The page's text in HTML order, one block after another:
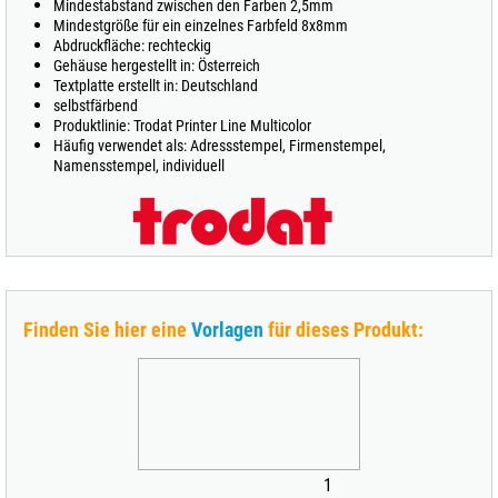
Mindestabstand zwischen den Farben 2,5mm
Mindestgröße für ein einzelnes Farbfeld 8x8mm
Abdruckfläche: rechteckig
Gehäuse hergestellt in: Österreich
Textplatte erstellt in: Deutschland
selbstfärbend
Produktlinie: Trodat Printer Line Multicolor
Häufig verwendet als: Adressstempel, Firmenstempel,
Namensstempel, individuell
Finden Sie hier eineVorlagen für dieses Produkt:
1